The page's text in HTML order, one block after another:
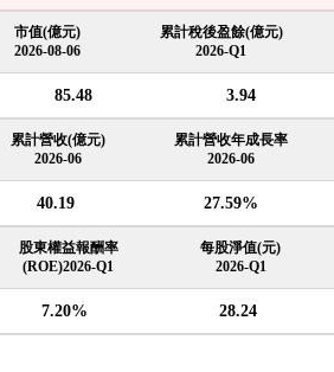
市值(億元)
2026-08-06
累計稅後盈餘(億元)
2026-Q1
85.48 3.94
累計營收(億元)
2026-06
累計營收年成長率
2026-06
40.19 27.59%
股東權益報酬率
(ROE)2026-Q1
每股淨值(元)
2026-Q1
7.20% 28.24